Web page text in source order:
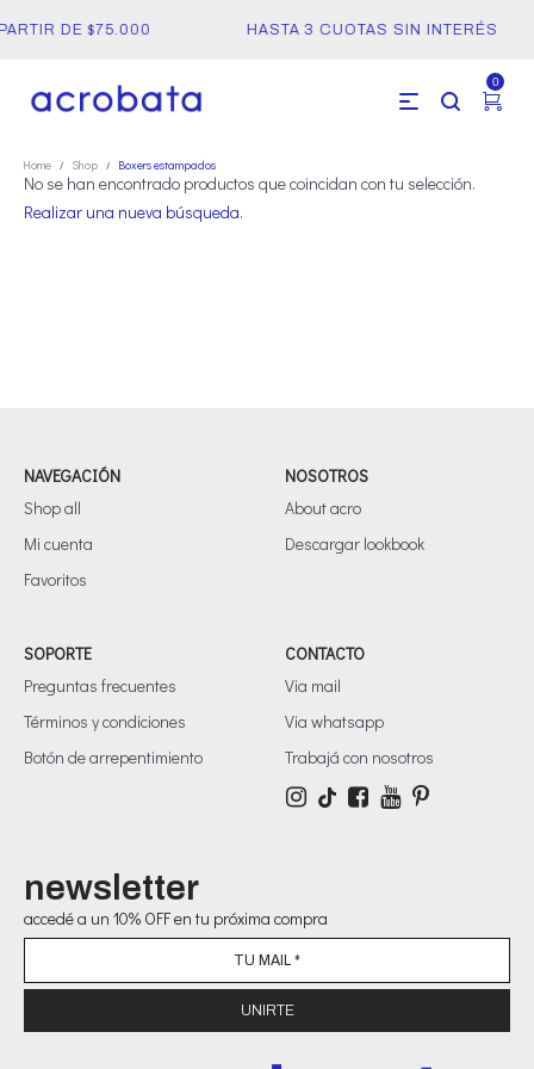
DE $75.000 HASTA 3 CUOTAS SIN INTERÉS
0
Home / Shop / Boxers estampados
No se han encontrado productos que coincidan con tu selección.
Realizar una nueva búsqueda.
NAVEGACIÓN
Shop all
Mi cuenta
Favoritos
NOSOTROS
About acro
Descargar lookbook
SOPORTE
Preguntas frecuentes
Términos y condiciones
Botón de arrepentimiento
CONTACTO
Via mail
Via whatsapp
Trabajá con nosotros
newsletter
accedé a un 10% OFF en tu próxima compra